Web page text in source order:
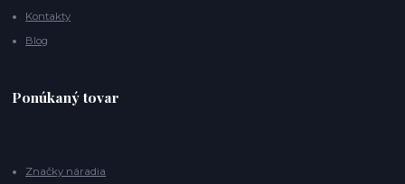
Kontakty
Blog
Ponúkaný tovar
Značky náradia